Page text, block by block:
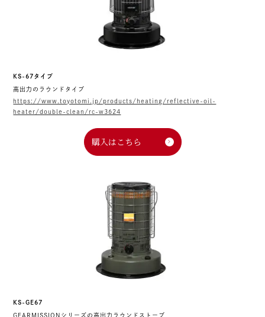
KS-67タイプ
高出力のラウンドタイプ
https://www.toyotomi.jp/products/heating/reflective-oil-
heater/double-clean/rc-w3624
購入はこちら
KS-GE67
GEARMISSIONシリーズの高出力ラウンドストーブ